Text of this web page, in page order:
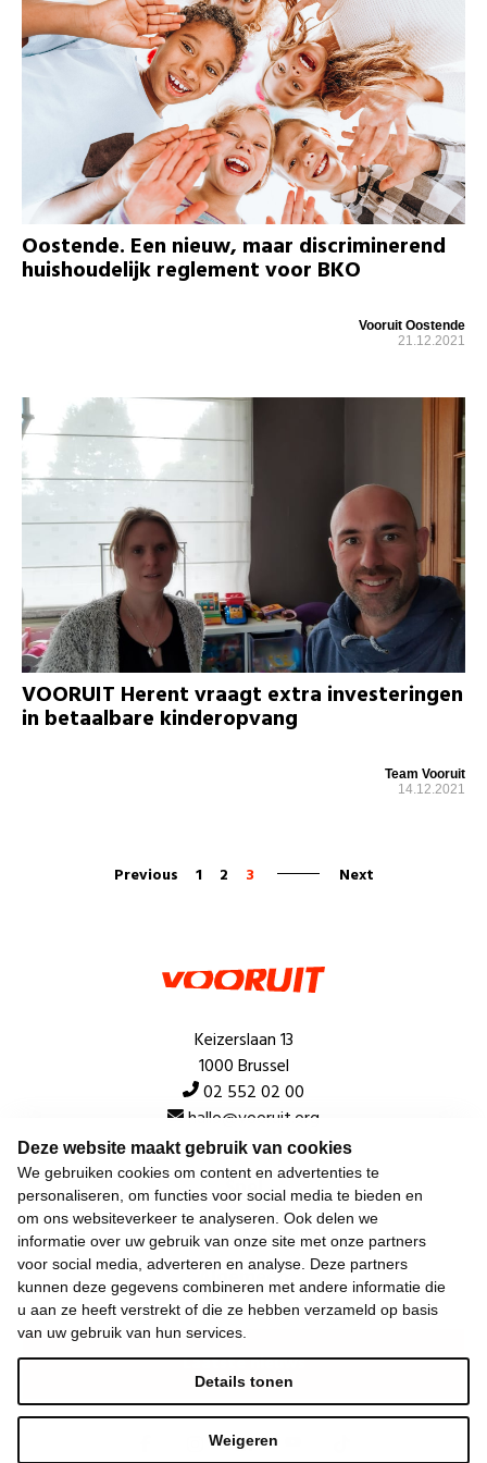
Deze website maakt gebruik van cookies
We gebruiken cookies om content en advertenties te
personaliseren, om functies voor social media te bieden en
om ons websiteverkeer te analyseren. Ook delen we
informatie over uw gebruik van onze site met onze partners
voor social media, adverteren en analyse. Deze partners
kunnen deze gegevens combineren met andere informatie die
u aan ze heeft verstrekt of die ze hebben verzameld op basis
van uw gebruik van hun services.
Weigeren
Details tonen
Oostende. Een nieuw, maar discriminerend
huishoudelijk reglement voor BKO
Vooruit Oostende
21.12.2021
VOORUIT Herent vraagt extra investeringen
in betaalbare kinderopvang
Team Vooruit
14.12.2021
Previous 1 2 3 Next
Keizerslaan 13
1000 Brussel
02 552 02 00
hallo@vooruit.org
Snel
Over de beweging
Algemeen
Laatste nieuws